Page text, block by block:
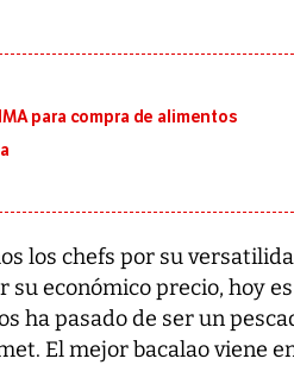
para compra de alimentos
los chefs por su
su económico precio, hoy
ha pasado de ser un
El mejor bacalao viene